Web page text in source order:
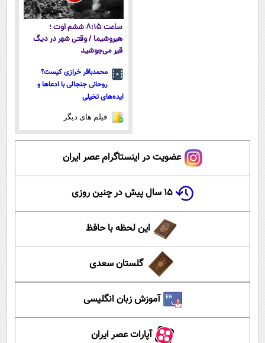
ساعت ۸:۱۵ ششم اوت ؛
هیروشیما / وقتی شهر در دیگ
قیر می‌جوشید
محمدباقر خرازی کیست؟
روحانی جنجالی با ادعاها و
ایده‌های تخیلی
فیلم های دیگر
عضویت در اینستاگرام عصر ایران
۱۵ سال پیش در چنین روزی
این لحظه با حافظ
گلستان سعدی
آموزش زبان انگلیسی
آپارات عصر ایران